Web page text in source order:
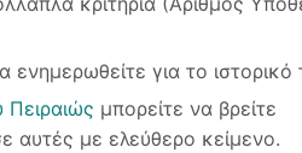
ενημερωθείτε για το
μπορείτε να βρείτε
αυτές με ελεύθερο κείμενο.